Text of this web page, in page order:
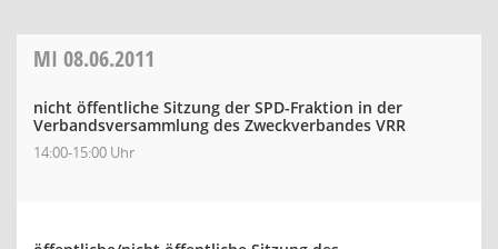
MI 08.06.2011
nicht öffentliche Sitzung der SPD-Fraktion in der
Verbandsversammlung des Zweckverbandes VRR
14:00-15:00 Uhr